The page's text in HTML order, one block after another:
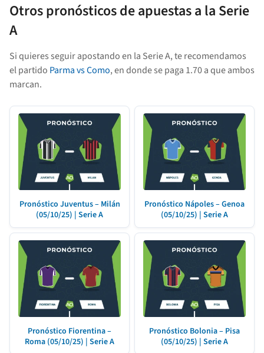
Otros pronósticos de apuestas a la Serie
A
Si quieres seguir apostando en la Serie A, te recomendamos
el partido Parma vs Como, en donde se paga 1.70 a que ambos
marcan.
Pronóstico Juventus – Milán
(05/10/25) | Serie A
Pronóstico Nápoles – Genoa
(05/10/25) | Serie A
Pronóstico Fiorentina –
Roma (05/10/25) | Serie A
Pronóstico Bolonia – Pisa
(05/10/25) | Serie A